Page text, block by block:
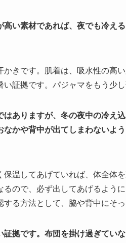
高い素材であれば、夜でも冷え
かきです。肌着は、吸水性の高
い証拠です。パジャマをもう少
はありますが、冬の夜中の冷え
なかや背中が出てしまわないよ
保温してあげていれば、体全体
るので、必ず出してあげるよう
する方法として、脇や背中にそ
拠です。布団を掛け過ぎてい